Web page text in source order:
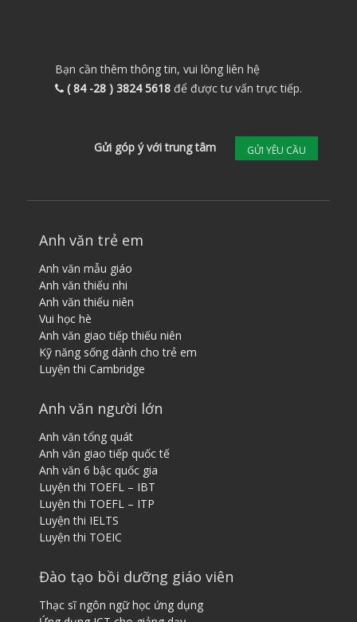
Bạn cần thêm thông tin, vui lòng liên hệ
( 84 -28 ) 3824 5618để được tư vấn trực tiếp.
Gửi góp ý với trung tâm GỬI YÊU CẦU
Anh văn trẻ em
Anh văn mẫu giáo
Anh văn thiếu nhi
Anh văn thiếu niên
Vui học hè
Anh văn giao tiếp thiếu niên
Kỹ năng sống dành cho trẻ em
Luyện thi Cambridge
Anh văn người lớn
Anh văn tổng quát
Anh văn giao tiếp quốc tế
Anh văn 6 bậc quốc gia
Luyện thi TOEFL – IBT
Luyện thi TOEFL – ITP
Luyện thi IELTS
Luyện thi TOEIC
Đào tạo bồi dưỡng giáo viên
Thạc sĩ ngôn ngữ học ứng dụng